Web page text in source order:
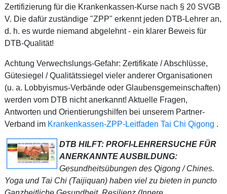
Zertifizierung für die Krankenkassen-Kurse nach § 20 SVGB
V. Die dafür zuständige "ZPP" erkennt jeden DTB-Lehrer an,
d. h. es wurde niemand abgelehnt - ein klarer Beweis für
DTB-Qualität!
Achtung Verwechslungs-Gefahr: Zertifikate / Abschlüsse,
Gütesiegel / Qualitätssiegel vieler anderer Organisationen
(u. a. Lobbyismus-Verbände oder Glaubensgemeinschaften)
werden vom DTB nicht anerkannt! Aktuelle Fragen,
Antworten und Orientierungshilfen bei unserem Partner-
Verband im Krankenkassen-ZPP-Leitfaden Tai Chi Qigong .
DTB HILFT: PROFI-LEHRERSUCHE FÜR
ANERKANNTE AUSBILDUNG:
Gesundheitsübungen des Qigong / Chines.
Yoga und Tai Chi (Taijiquan) haben viel zu bieten in puncto